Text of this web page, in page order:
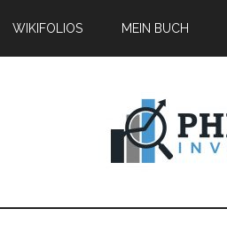
WIKIFOLIOS MEIN BUCH